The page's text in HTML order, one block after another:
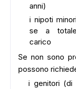
anni)
i nipoti minori
se a totale
carico
Se non sono
possono
i genitori (di